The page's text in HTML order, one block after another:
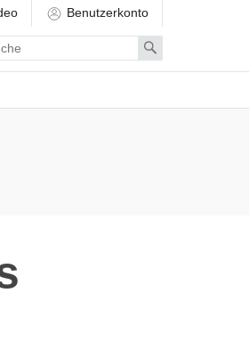
Benutzerkonto
Search